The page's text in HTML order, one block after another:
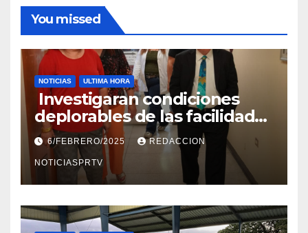
You missed
NOTICIAS ULTIMA HORA
Investigaran condiciones
deplorables de las facilidades
el Departamento de la Salud
en Mayagüez
6/FEBRERO/2025 REDACCION
NOTICIASPRTV